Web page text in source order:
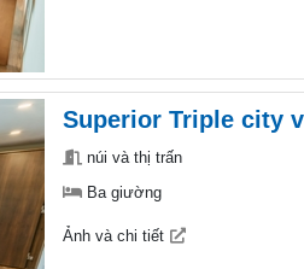
Superior Triple city
núi và thị trấn
Ba giường
Ảnh và chi tiết